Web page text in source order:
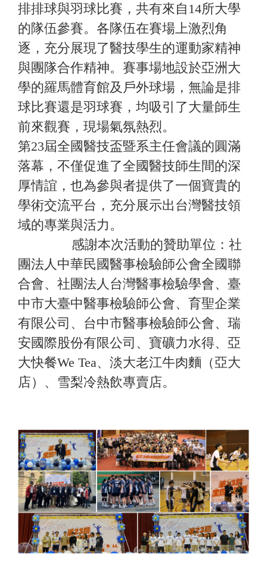
排排球與羽球比賽，共有來自14所大學
的隊伍參賽。各隊伍在賽場上激烈角
逐，充分展現了醫技學生的運動家精神
與團隊合作精神。賽事場地設於亞洲大
學的羅馬體育館及戶外球場，無論是排
球比賽還是羽球賽，均吸引了大量師生
前來觀賽，現場氣氛熱烈。
第23屆全國醫技盃暨系主任會議的圓滿
落幕，不僅促進了全國醫技師生間的深
厚情誼，也為參與者提供了一個寶貴的
學術交流平台，充分展示出台灣醫技領
域的專業與活力。
感謝本次活動的贊助單位：社
團法人中華民國醫事檢驗師公會全國聯
合會、社團法人台灣醫事檢驗學會、臺
中市大臺中醫事檢驗師公會、育聖企業
有限公司、台中市醫事檢驗師公會、瑞
安國際股份有限公司、寶礦力水得、亞
大快餐We Tea、淡大老江牛肉麵（亞大
店）、雪梨冷熱飲專賣店。